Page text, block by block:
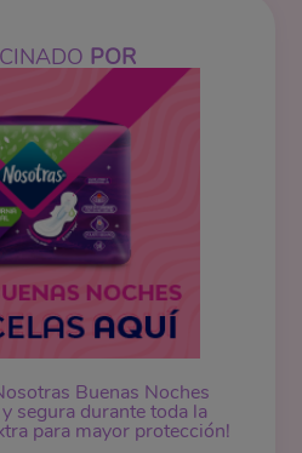
POR
Buenas Noches
segura durante toda la
para mayor protección!